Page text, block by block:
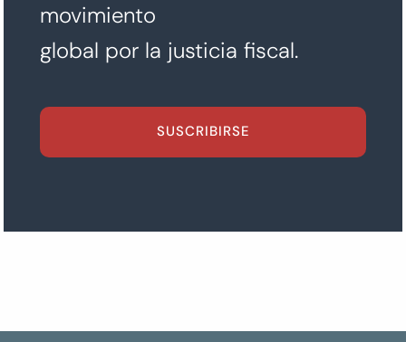
movimiento
global por la justicia fiscal.
SUSCRIBIRSE